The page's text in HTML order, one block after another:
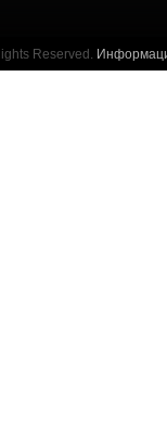
Reserved.